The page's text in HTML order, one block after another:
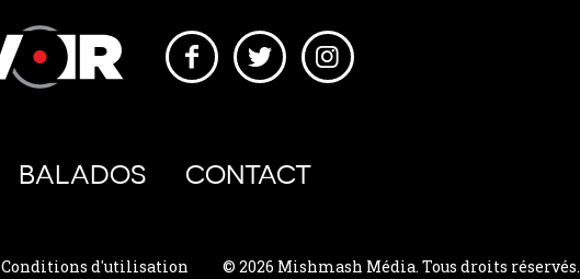
BALADOS CONTACT
Conditions d'utilisation © 2026 Mishmash Média. Tous droits réservés.